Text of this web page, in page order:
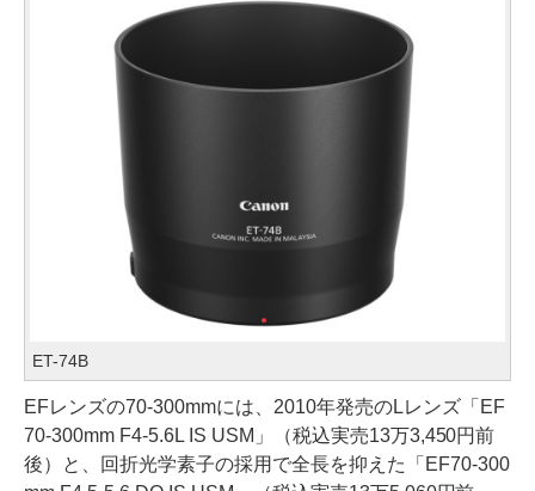
ET-74B
EFレンズの70-300mmには、2010年発売のLレンズ「EF
70-300mm F4-5.6L IS USM」（税込実売13万3,450円前
後）と、回折光学素子の採用で全長を抑えた「EF70-300